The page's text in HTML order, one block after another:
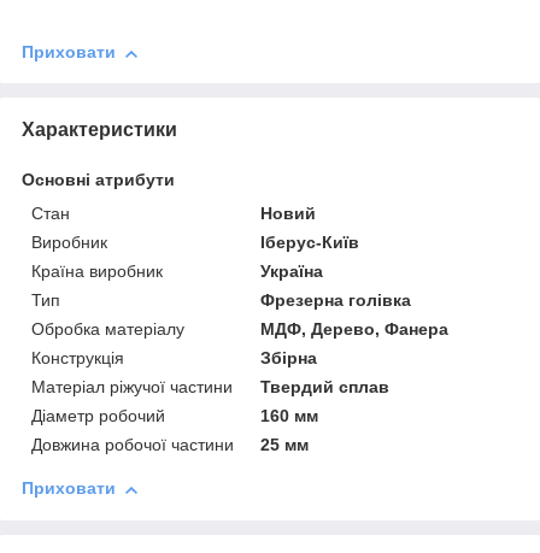
Приховати
Характеристики
Основні атрибути
Стан
Новий
Виробник
Іберус-Київ
Країна виробник
Україна
Тип
Фрезерна голівка
Обробка матеріалу
МДФ, Дерево, Фанера
Конструкція
Збірна
Матеріал ріжучої частини
Твердий сплав
Діаметр робочий
160 мм
Довжина робочої частини
25 мм
Приховати